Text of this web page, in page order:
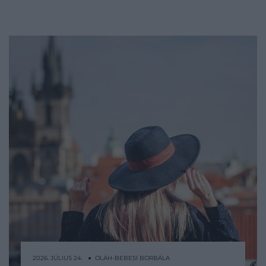
2026. JÚLIUS 24. ● OLÁH-BEBESI BORBÁLA